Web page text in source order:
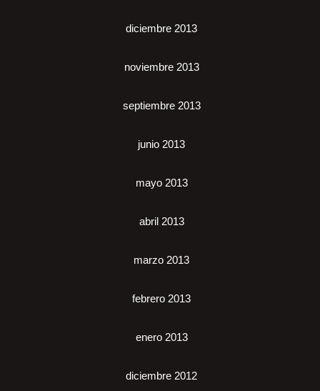
diciembre 2013
noviembre 2013
septiembre 2013
junio 2013
mayo 2013
abril 2013
marzo 2013
febrero 2013
enero 2013
diciembre 2012